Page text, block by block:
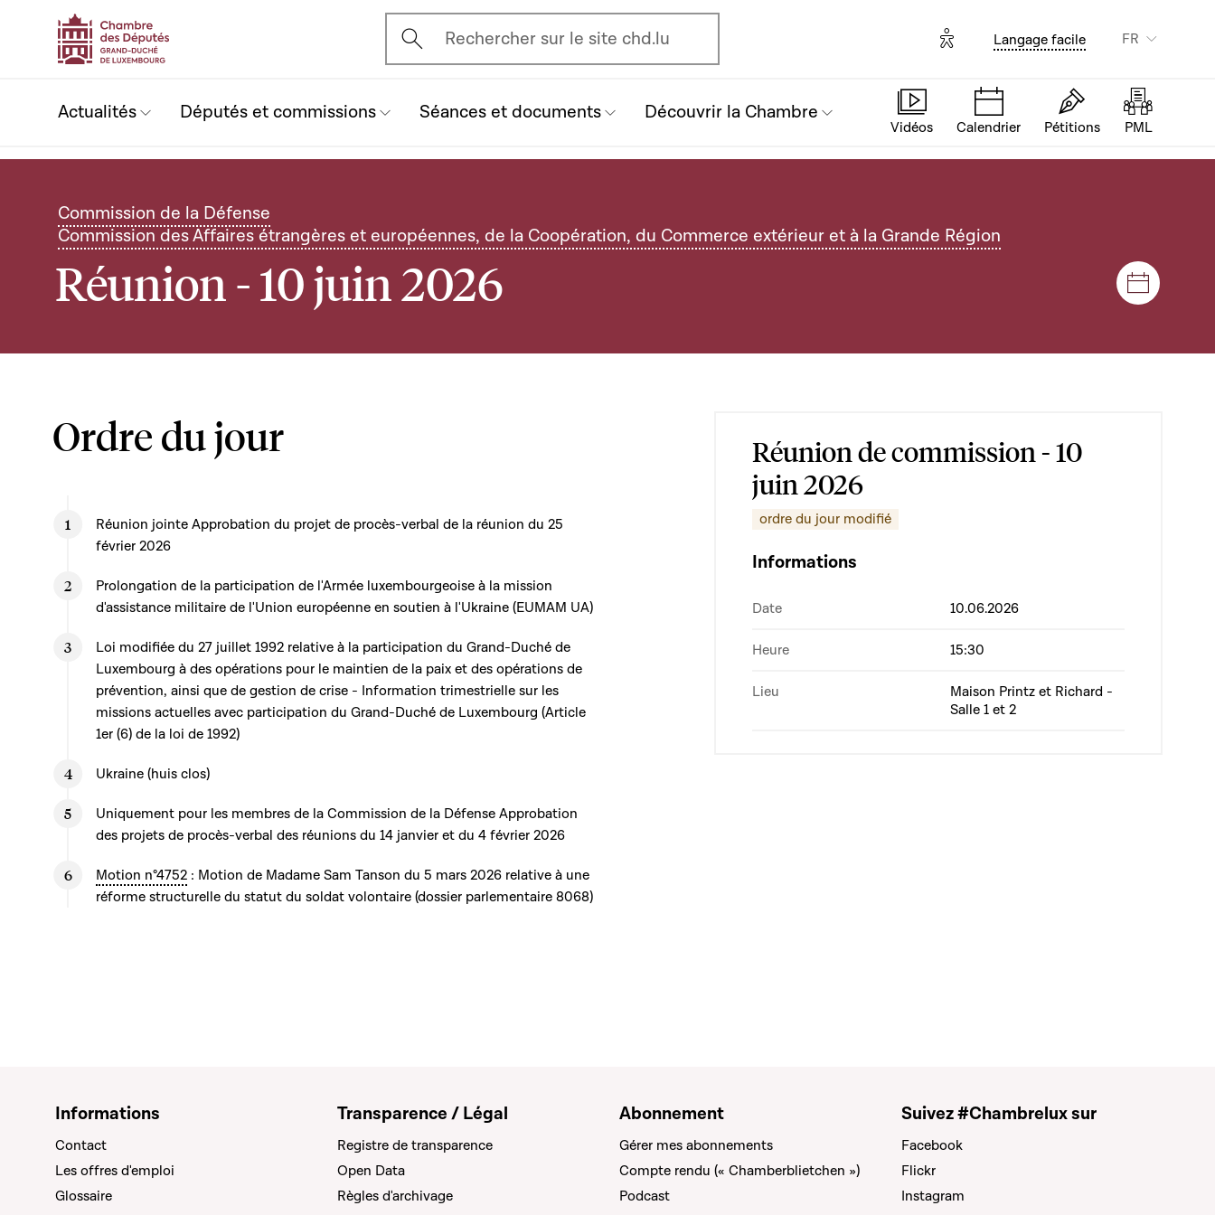
Ouvrir l'écran de recherche
Rechercher sur le site chd.lu Options d'accessibilité
Langage facile FR
Actualités Députés et commissions Séances et documents Découvrir la Chambre
Vidéos Calendrier Pétitions PML
Commission de la Défense
Commission des Affaires étrangères et européennes, de la Coopération, du Commerce extérieur et à la Grande Région
Réunion - 10 juin 2026 Séances
Ordre du jour
Réunion jointe Approbation du projet de procès-verbal de la réunion du 25
février 2026
Prolongation de la participation de l'Armée luxembourgeoise à la mission
d'assistance militaire de l'Union européenne en soutien à l'Ukraine (EUMAM UA)
Loi modifiée du 27 juillet 1992 relative à la participation du Grand-Duché de
Luxembourg à des opérations pour le maintien de la paix et des opérations de
prévention, ainsi que de gestion de crise - Information trimestrielle sur les
missions actuelles avec participation du Grand-Duché de Luxembourg (Article
1er (6) de la loi de 1992)
Ukraine (huis clos)
Uniquement pour les membres de la Commission de la Défense Approbation
des projets de procès-verbal des réunions du 14 janvier et du 4 février 2026
Motion n°4752 : Motion de Madame Sam Tanson du 5 mars 2026 relative à une
réforme structurelle du statut du soldat volontaire (dossier parlementaire 8068)
Réunion de commission - 10
juin 2026
ordre du jour modifié
Informations
Date 10.06.2026
Heure 15:30
Lieu
Maison Printz et Richard -
Salle 1 et 2
Informations
Contact
Les offres d'emploi
Glossaire
Transparence / Légal
Registre de transparence
Open Data
Règles d'archivage
Abonnement
Gérer mes abonnements
Compte rendu (« Chamberblietchen »)
Podcast
Suivez #Chambrelux sur
Facebook
Flickr
Instagram